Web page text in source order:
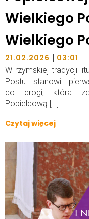
Wielkiego
Wielkiego
21.02.2026 | 03:01
W rzymskiej tradycji
Postu stanowi
do drogi, która
Popielcową.[…]
Czytaj więcej